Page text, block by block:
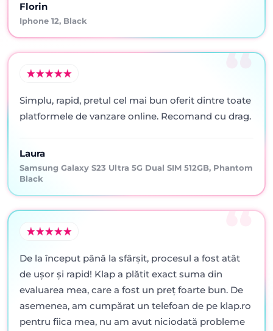
Florin
Iphone 12, Black
Simplu, rapid, pretul cel mai bun oferit dintre toate
platformele de vanzare online. Recomand cu drag.
Laura
Samsung Galaxy S23 Ultra 5G Dual SIM 512GB, Phantom
Black
De la început până la sfârșit, procesul a fost atât
de ușor și rapid! Klap a plătit exact suma din
evaluarea mea, care a fost un preț foarte bun. De
asemenea, am cumpărat un telefoan de pe klap.ro
pentru fiica mea, nu am avut niciodată probleme